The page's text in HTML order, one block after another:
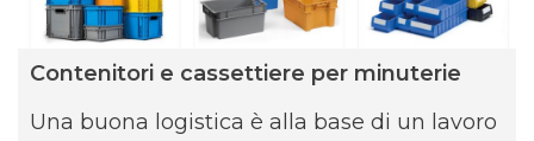
Contenitori e cassettiere per minuterie
Una buona logistica è alla base di un lavoro